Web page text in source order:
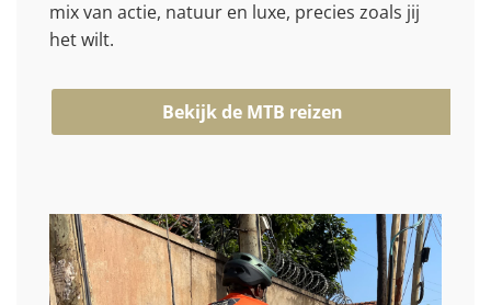
mix van actie, natuur en luxe, precies zoals jij
het wilt.
Bekijk de MTB reizen